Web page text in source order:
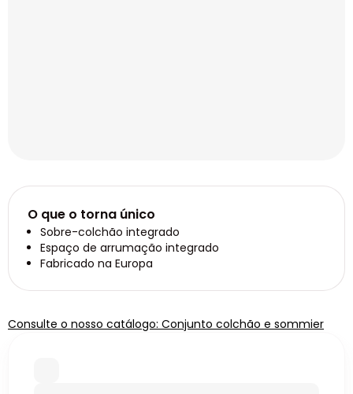
O que o torna único
Sobre-colchão integrado
Espaço de arrumação integrado
Fabricado na Europa
Consulte o nosso catálogo: Conjunto colchão e sommier